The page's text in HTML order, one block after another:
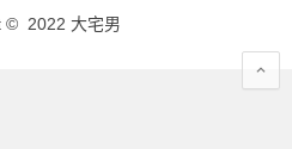
© 2022 大宅男